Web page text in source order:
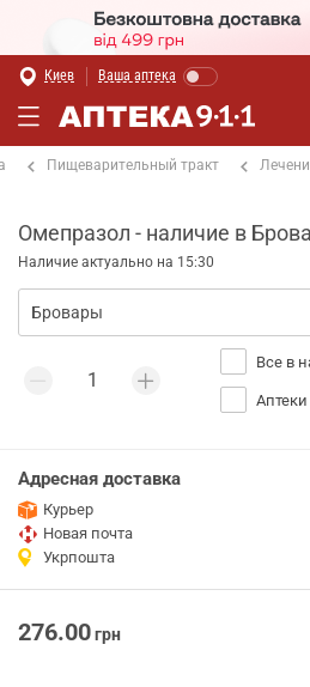
Киев Ваша аптека
Пищеварительный тракт
Омепразол - наличие в
Наличие актуально на 15:30
Все в
Адресная доставка
Курьер
Новая почта
Укрпошта
276.00грн